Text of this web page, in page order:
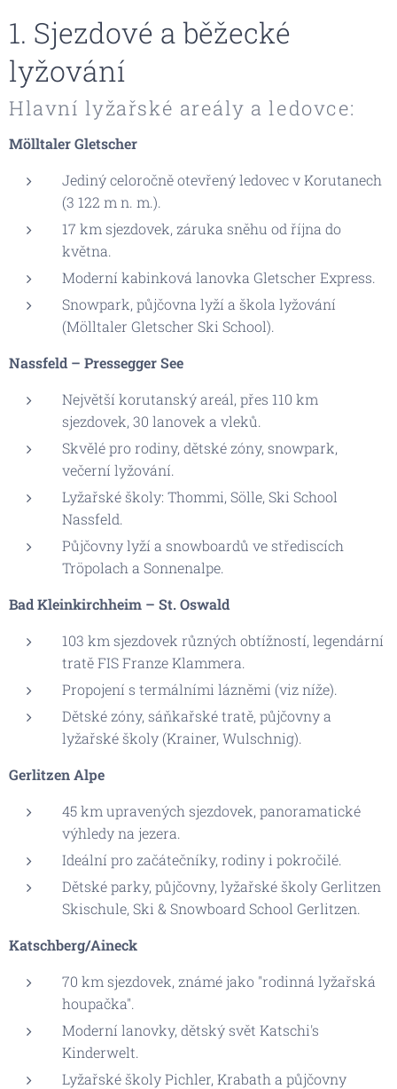
1. Sjezdové a běžecké
lyžování
Hlavní lyžařské areály a ledovce:
Mölltaler Gletscher
Jediný celoročně otevřený ledovec v Korutanech
(3 122 m n. m.).
17 km sjezdovek, záruka sněhu od října do
května.
Moderní kabinková lanovka Gletscher Express.
Snowpark, půjčovna lyží a škola lyžování
(Mölltaler Gletscher Ski School).
Nassfeld – Pressegger See
Největší korutanský areál, přes 110 km
sjezdovek, 30 lanovek a vleků.
Skvělé pro rodiny, dětské zóny, snowpark,
večerní lyžování.
Lyžařské školy: Thommi, Sölle, Ski School
Nassfeld.
Půjčovny lyží a snowboardů ve střediscích
Tröpolach a Sonnenalpe.
Bad Kleinkirchheim – St. Oswald
103 km sjezdovek různých obtížností, legendární
tratě FIS Franze Klammera.
Propojení s termálními lázněmi (viz níže).
Dětské zóny, sáňkařské tratě, půjčovny a
lyžařské školy (Krainer, Wulschnig).
Gerlitzen Alpe
45 km upravených sjezdovek, panoramatické
výhledy na jezera.
Ideální pro začátečníky, rodiny i pokročilé.
Dětské parky, půjčovny, lyžařské školy Gerlitzen
Skischule, Ski & Snowboard School Gerlitzen.
Katschberg/Aineck
70 km sjezdovek, známé jako "rodinná lyžařská
houpačka".
Moderní lanovky, dětský svět Katschi's
Kinderwelt.
Lyžařské školy Pichler, Krabath a půjčovny